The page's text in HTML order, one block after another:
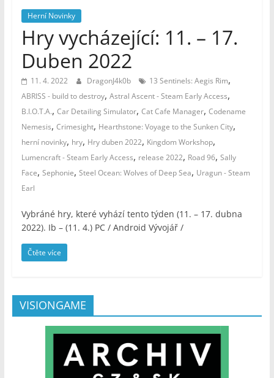
Herní Novinky
Hry vycházející: 11. – 17.
Duben 2022
11. 4. 2022 DragonJ4k0b 13 Sentinels: Aegis Rim,
ABRISS - build to destroy, Astral Ascent - Steam Early Access,
B.I.O.T.A., Car Detailing Simulator, Cat Cafe Manager, Codename
Nemesis, Crimesight, Hearthstone: Voyage to the Sunken City,
herní novinky, hry, Hry duben 2022, Kingdom Workshop,
Lumencraft - Steam Early Access, release 2022, Road 96, Sally
Face, Sephonie, Steel Ocean: Wolves of Deep Sea, Uragun - Steam
Earl
Vybráné hry, které vyhází tento týden (11. – 17. dubna
2022). Ib – (11. 4.) PC / Android Vývojář /
Čtěte více
VISIONGAME